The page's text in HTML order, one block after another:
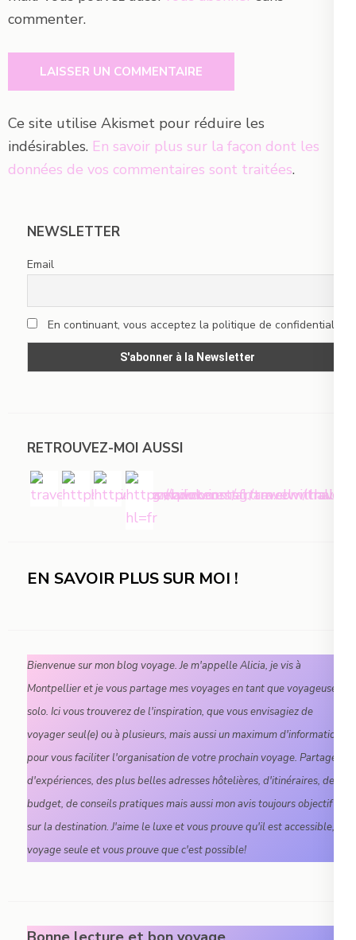
commenter.
Ce site utilise Akismet pour réduire les
indésirables. En savoir plus sur la façon dont les
données de vos commentaires sont traitées.
NEWSLETTER
Email
En continuant, vous acceptez la politique de confidentialité
RETROUVEZ-MOI AUSSI
EN SAVOIR PLUS SUR MOI !
Bienvenue sur mon blog voyage. Je m'appelle Alicia, je vis à
Montpellier et je vous partage mes voyages en tant que voyageuse
solo. Ici vous trouverez de l'inspiration, que vous envisagiez de
voyager seul(e) ou à plusieurs, mais aussi un maximum d'informations
pour vous faciliter l'organisation de votre prochain voyage. Partage
d'expériences, des plus belles adresses hôtelières, d'itinéraires, de
budget, de conseils pratiques mais aussi mon avis toujours objectif
sur la destination. J'aime le luxe et vous prouve qu'il est accessible, je
voyage seule et vous prouve que c'est possible!